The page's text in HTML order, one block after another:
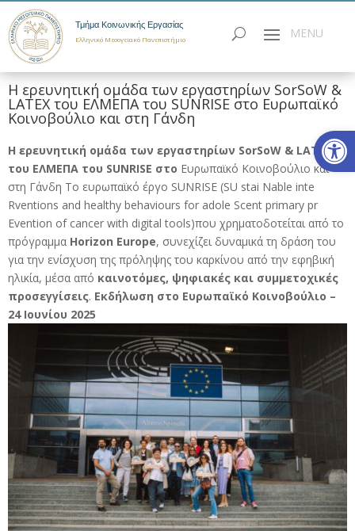
Τμήμα Κοινωνικής Εργασίας
Ελληνικό Μεσογειακό Πανεπιστήμιο
Η ερευνητική ομάδα των εργαστηρίων SorSoW &
LATEX του ΕΛΜΕΠΑ του SUNRISE στο Ευρωπαϊκό
Κοινοβούλιο και στη Γάνδη
Η ερευνητική ομάδα των εργαστηρίων SorSoW & LATEX
του ΕΛΜΕΠΑ του SUNRISE στο Ευρωπαϊκό Κοινοβούλιο και
στη Γάνδη Το ευρωπαϊκό έργο SUNRISE (SU stai Nable inte
Rventions and healthy behaviours for adole Scent primary pr
Evention of cancer with digital tools)που χρηματοδοτείται από το
πρόγραμμα Horizon Europe, συνεχίζει δυναμικά τη δράση του
για την ενίσχυση της πρόληψης του καρκίνου από την εφηβική
ηλικία, μέσα από καινοτόμες, ψηφιακές και συμμετοχικές
προσεγγίσεις. Εκδήλωση στο Ευρωπαϊκό Κοινοβούλιο –
24 Ιουνίου 2025